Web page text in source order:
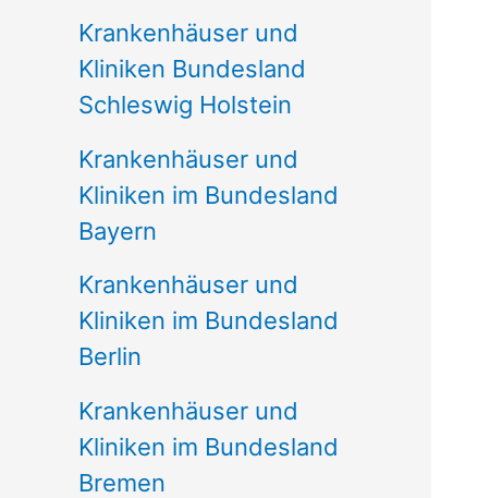
Krankenhäuser und
Kliniken Bundesland
Schleswig Holstein
Krankenhäuser und
Kliniken im Bundesland
Bayern
Krankenhäuser und
Kliniken im Bundesland
Berlin
Krankenhäuser und
Kliniken im Bundesland
Bremen